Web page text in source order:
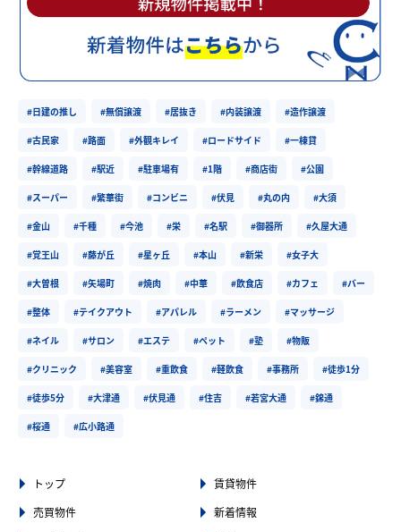
#日建の推し #無償譲渡 #居抜き #内装譲渡 #造作譲渡
#古民家 #路面 #外観キレイ #ロードサイド #一棟貸
#幹線道路 #駅近 #駐車場有 #1階 #商店街 #公園
#スーパー #繁華街 #コンビニ #伏見 #丸の内 #大須
#金山 #千種 #今池 #栄 #名駅 #御器所 #久屋大通
#覚王山 #藤が丘 #星ヶ丘 #本山 #新栄 #女子大
#大曽根 #矢場町 #焼肉 #中華 #飲食店 #カフェ #バー
#整体 #テイクアウト #アパレル #ラーメン #マッサージ
#ネイル #サロン #エステ #ペット #塾 #物販
#クリニック #美容室 #重飲食 #軽飲食 #事務所 #徒歩1分
#徒歩5分 #大津通 #伏見通 #住吉 #若宮大通 #錦通
#桜通 #広小路通
トップ
賃貸物件
売買物件
新着情報